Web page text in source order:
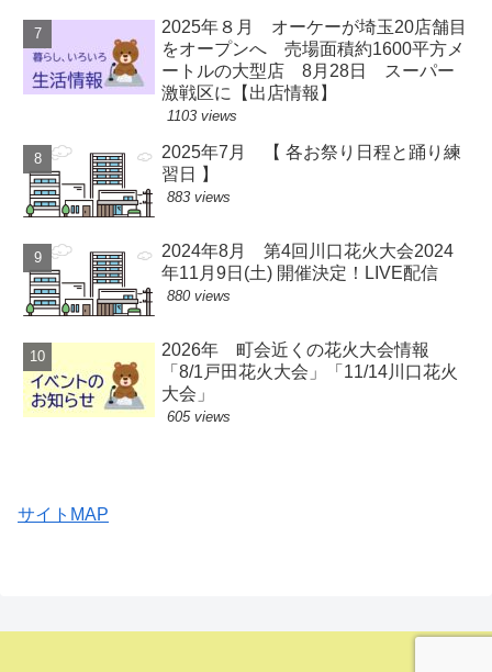
2025年８月 オーケーが埼玉20店舗目
をオープンへ 売場面積約1600平方メ
ートルの大型店 8月28日 スーパー
激戦区に【出店情報】
1103 views
2025年7月 【 各お祭り日程と踊り練
習日 】
883 views
2024年8月 第4回川口花火大会2024
年11月9日(土) 開催決定！LIVE配信
880 views
2026年 町会近くの花火大会情報
「8/1戸田花火大会」「11/14川口花火
大会」
605 views
サイトMAP